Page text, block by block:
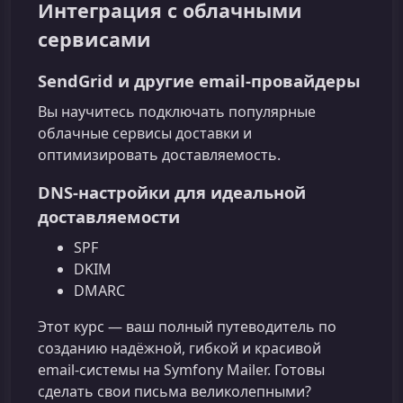
Интеграция с облачными
сервисами
SendGrid и другие email‑провайдеры
Вы научитесь подключать популярные
облачные сервисы доставки и
оптимизировать доставляемость.
DNS‑настройки для идеальной
доставляемости
SPF
DKIM
DMARC
Этот курс — ваш полный путеводитель по
созданию надёжной, гибкой и красивой
email‑системы на Symfony Mailer. Готовы
сделать свои письма великолепными?